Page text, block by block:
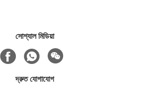
সোশ্যাল মিডিয়া
দ্রুত যোগাযোগ